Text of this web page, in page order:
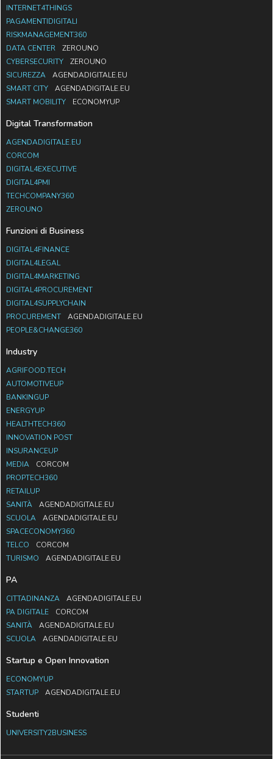
INTERNET4THINGS
PAGAMENTIDIGITALI
RISKMANAGEMENT360
DATA CENTER
ZEROUNO
CYBERSECURITY
ZEROUNO
SICUREZZA
AGENDADIGITALE.EU
SMART CITY
AGENDADIGITALE.EU
SMART MOBILITY
ECONOMYUP
Digital Transformation
AGENDADIGITALE.EU
CORCOM
DIGITAL4EXECUTIVE
DIGITAL4PMI
TECHCOMPANY360
ZEROUNO
Funzioni di Business
DIGITAL4FINANCE
DIGITAL4LEGAL
DIGITAL4MARKETING
DIGITAL4PROCUREMENT
DIGITAL4SUPPLYCHAIN
PROCUREMENT
AGENDADIGITALE.EU
PEOPLE&CHANGE360
Industry
AGRIFOOD.TECH
AUTOMOTIVEUP
BANKINGUP
ENERGYUP
HEALTHTECH360
INNOVATION POST
INSURANCEUP
MEDIA
CORCOM
PROPTECH360
RETAILUP
SANITÀ
AGENDADIGITALE.EU
SCUOLA
AGENDADIGITALE.EU
SPACECONOMY360
TELCO
CORCOM
TURISMO
AGENDADIGITALE.EU
PA
CITTADINANZA
AGENDADIGITALE.EU
PA DIGITALE
CORCOM
SANITÀ
AGENDADIGITALE.EU
SCUOLA
AGENDADIGITALE.EU
Startup e Open Innovation
ECONOMYUP
STARTUP
AGENDADIGITALE.EU
Studenti
UNIVERSITY2BUSINESS